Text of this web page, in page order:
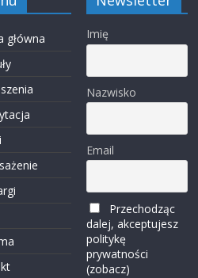
główna
Imię
Nazwisko
Email
Przechodząc
dalej, akceptujesz
politykę
prywatności
(zobacz)